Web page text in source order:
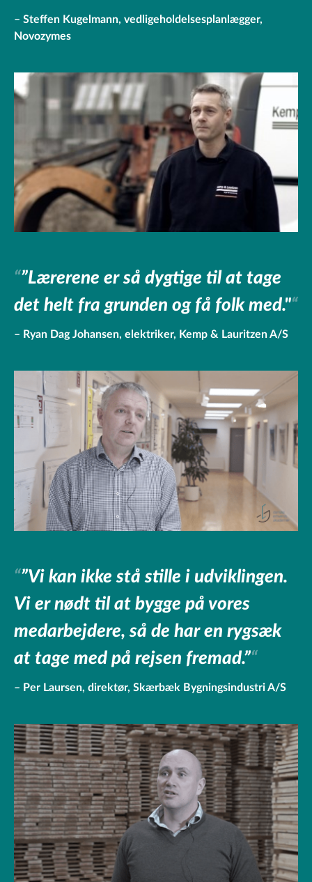
Steffen Kugelmann, vedligeholdelsesplanlægger,
Novozymes
”Lærerene er så dygtige til at tage
det helt fra grunden og få folk med."
Ryan Dag Johansen, elektriker, Kemp & Lauritzen A/S
”Vi kan ikke stå stille i udviklingen.
Vi er nødt til at bygge på vores
medarbejdere, så de har en rygsæk
at tage med på rejsen fremad.”
Per Laursen, direktør, Skærbæk Bygningsindustri A/S